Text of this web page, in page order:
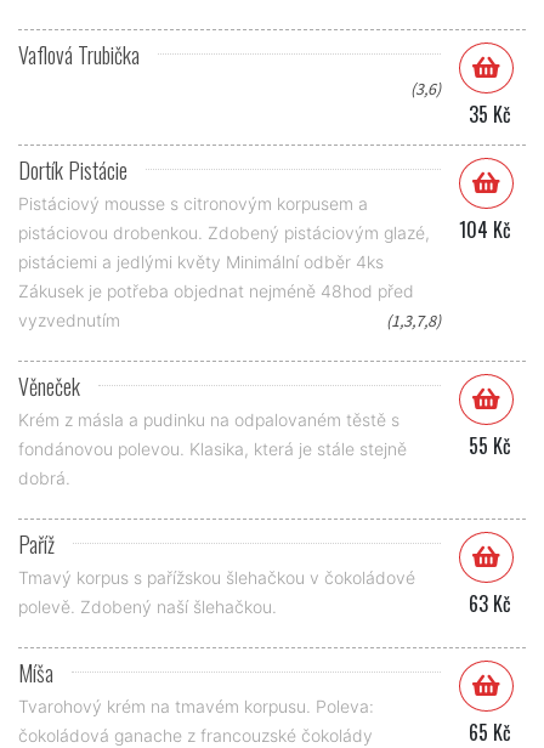
Vaflová Trubička
(3,6)
35 Kč
Dortík Pistácie
Pistáciový mousse s citronovým korpusem a
pistáciovou drobenkou. Zdobený pistáciovým glazé,
pistáciemi a jedlými květy Minimální odběr 4ks
Zákusek je potřeba objednat nejméně 48hod před
vyzvednutím
(1,3,7,8)
104 Kč
Věneček
Krém z másla a pudinku na odpalovaném těstě s
fondánovou polevou. Klasika, která je stále stejně
dobrá.
55 Kč
Paříž
Tmavý korpus s pařížskou šlehačkou v čokoládové
polevě. Zdobený naší šlehačkou.
63 Kč
Míša
Tvarohový krém na tmavém korpusu. Poleva:
čokoládová ganache z francouzské čokolády
65 Kč